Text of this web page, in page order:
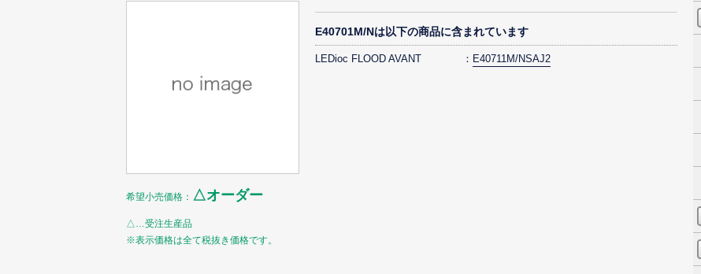
希望小売価格： △オーダー
△…受注生産品
※表示価格は全て税抜き価格です。
E40701M/Nは以下の商品に含まれています
LEDioc FLOOD AVANT E40711M/NSAJ2